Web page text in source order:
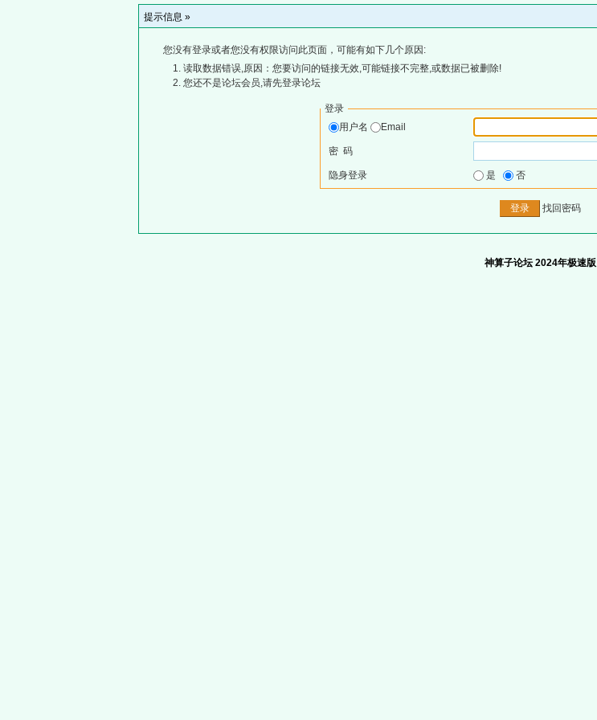
提示信息 »
您没有登录或者您没有权限访问此页面，可能有如下几个原因:
读取数据错误,原因：您要访问的链接无效,可能链接不完整,或数据已被删除!
您还不是论坛会员,请先登录论坛
登录
用户名
Email
密 码
隐身登录 是 否
找回密码
神算子论坛 2024年极速版